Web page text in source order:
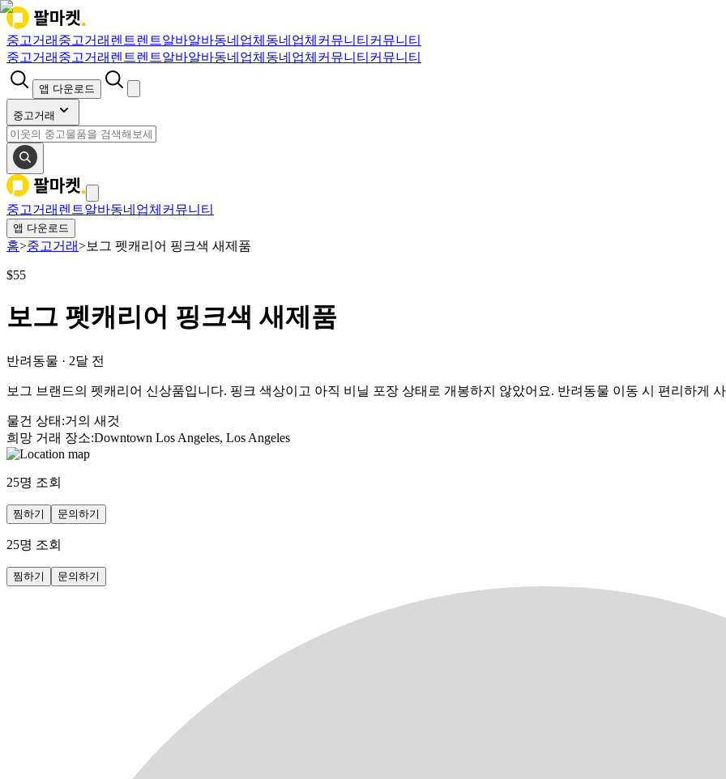
중고거래 중고거래 렌트렌트알바알바동네업체 동네업체 커뮤니티 커뮤니티
중고거래 중고거래 렌트렌트알바알바동네업체 동네업체 커뮤니티 커뮤니티
앱 다운로드
중고거래
중고거래 렌트알바동네업체 커뮤니티
앱 다운로드
홈>중고거래>보그 펫캐리어 핑크색 새제품
$55
보그 펫캐리어 핑크색 새제품
반려동물 · 2달 전
보그 브랜드의 펫캐리어 신상품입니다. 핑크 색상이고 아직 비닐 포장 상태로 개봉하지 않았어요. 반려동물 이동 시 편리하게
물건 상태 :거의 새것
희망 거래 장소:Downtown Los Angeles, Los Angeles
25명 조회
찜하기 문의하기
25명 조회
찜하기 문의하기